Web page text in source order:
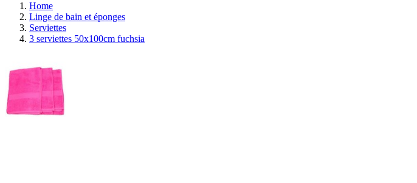
Home
Linge de bain et éponges
Serviettes
3 serviettes 50x100cm fuchsia